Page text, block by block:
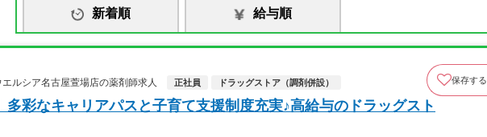
新着順 給与順
ルシア名古屋萱場店の薬剤師求人
正社員 ドラッグストア（調剤併設） 保存する
多彩なキャリアパスと子育て支援制度充実♪高給与のドラッグスト